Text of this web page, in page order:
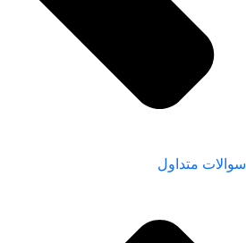
سوالات متداول